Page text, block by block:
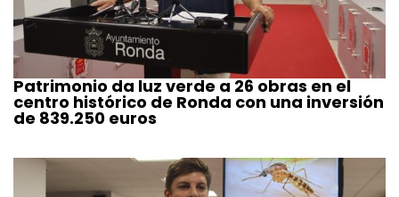
Patrimonio da luz verde a 26 obras en el
centro histórico de Ronda con una inversión
de 839.250 euros